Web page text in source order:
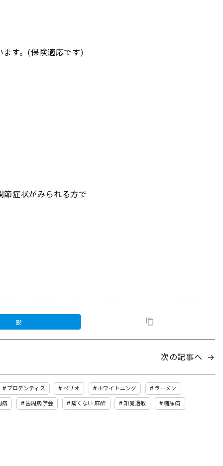
す。(保険適応です)
症状がみられる方で
次の記事へ →
プロデンティス ペリオ ホワイトニング ラーメン
病 歯周病学会 痛くない 麻酔 知覚過敏 糖尿病